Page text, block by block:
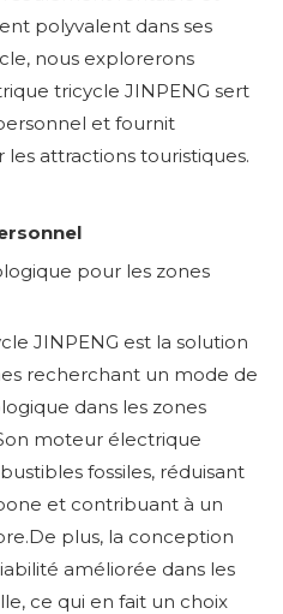
polyvalent dans ses
nous explorerons
tricycle JINPENG sert
et fournit
attractions touristiques.
pour les zones
JINPENG est la solution
recherchant un mode de
dans les zones
moteur électrique
fossiles, réduisant
et contribuant à un
plus, la conception
améliorée dans les
ce qui en fait un choix